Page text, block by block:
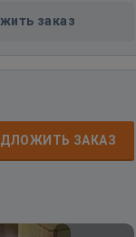
заказ
ЗАКАЗ